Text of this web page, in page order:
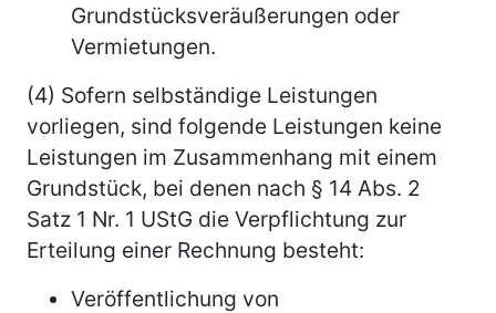
Grundstücksveräußerungen oder
Vermietungen.
(4) Sofern selbständige Leistungen
vorliegen, sind folgende Leistungen keine
Leistungen im Zusammenhang mit einem
Grundstück, bei denen nach § 14 Abs. 2
Satz 1 Nr. 1 UStG die Verpflichtung zur
Erteilung einer Rechnung besteht:
Veröffentlichung von